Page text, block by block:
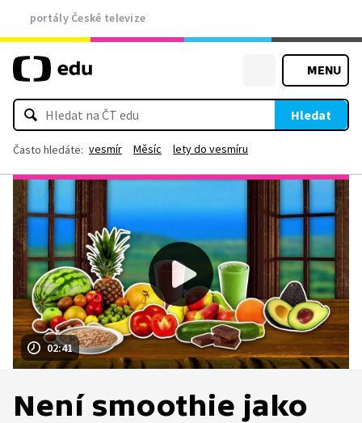
portály České televize
MENU
Hledat
Často hledáte: vesmír Měsíc lety do vesmíru
02:41
Není smoothie jako